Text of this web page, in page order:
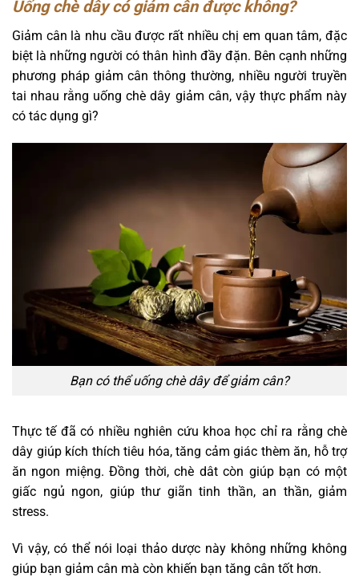
Uống chè dây có giảm cân được không?
Giảm cân là nhu cầu được rất nhiều chị em quan tâm, đặc
biệt là những người có thân hình đầy đặn. Bên cạnh những
phương pháp giảm cân thông thường, nhiều người truyền
tai nhau rằng uống chè dây giảm cân, vậy thực phẩm này
có tác dụng gì?
Bạn có thể uống chè dây để giảm cân?
Thực tế đã có nhiều nghiên cứu khoa học chỉ ra rằng chè
dây giúp kích thích tiêu hóa, tăng cảm giác thèm ăn, hỗ trợ
ăn ngon miệng. Đồng thời, chè dât còn giúp bạn có một
giấc ngủ ngon, giúp thư giãn tinh thần, an thần, giảm
stress.
Vì vậy, có thể nói loại thảo dược này không những không
giúp bạn giảm cân mà còn khiến bạn tăng cân tốt hơn.